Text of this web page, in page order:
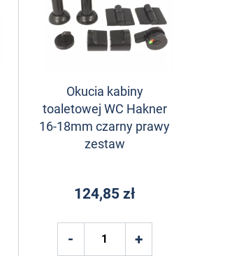
Okucia kabiny
toaletowej WC Hakner
16-18mm czarny prawy
zestaw
124,85 zł